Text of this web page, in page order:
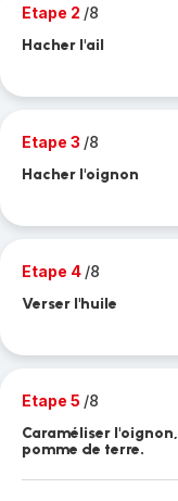
Etape 2 /8
Hacher l'ail
Etape 3 /8
Hacher l'oignon
Etape 4 /8
Verser l'huile
Etape 5 /8
Caraméliser
pomme de terre.